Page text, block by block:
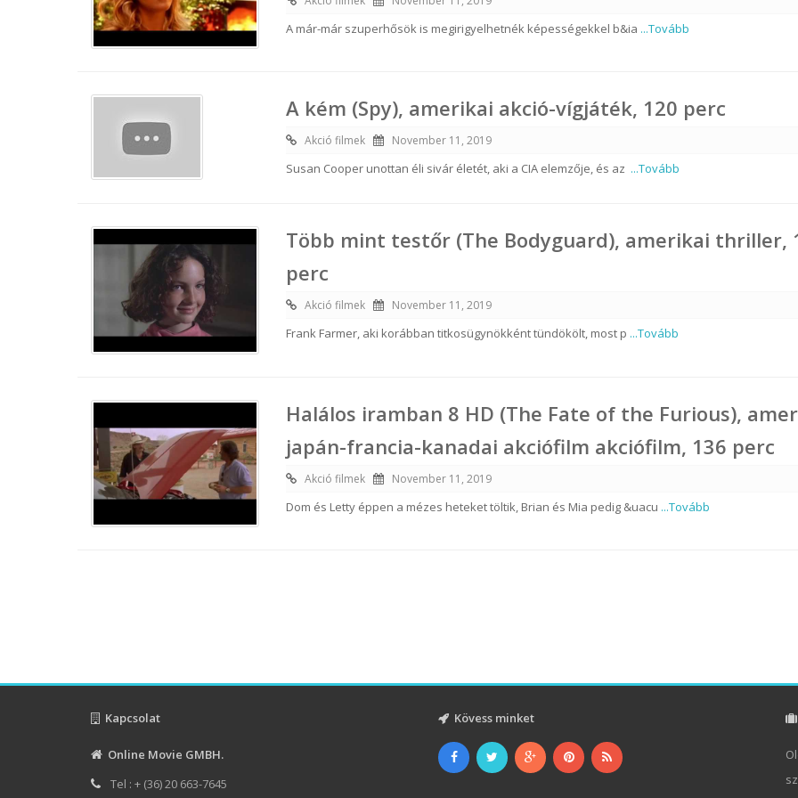
A már-már szuperhősök is megirigyelhetnék képességekkel b&ia ...Tovább
A kém (Spy), amerikai akció-vígjáték, 120 perc
Akció filmek November 11, 2019
Susan Cooper unottan éli sivár életét, aki a CIA elemzője, és az ...Tovább
Több mint testőr (The Bodyguard), amerikai thriller,
perc
Akció filmek November 11, 2019
Frank Farmer, aki korábban titkosügynökként tündökölt, most p ...Tovább
Halálos iramban 8 HD (The Fate of the Furious),
japán-francia-kanadai akciófilm akciófilm, 136 perc
Akció filmek November 11, 2019
Dom és Letty éppen a mézes heteket töltik, Brian és Mia pedig &uacu ...Tovább
Kapcsolat
Online Movie GMBH.
Tel : + (36) 20 663-7645
Kövess minket